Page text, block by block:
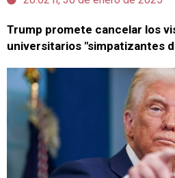
Trump promete cancelar los
universitarios "simpatizantes